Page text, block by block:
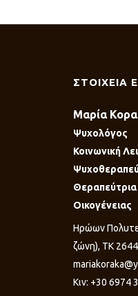
ΣΤΟΙΧΕΙΑ
Μαρία
Ψυχολόγος
Κοινωνική
Οικογένειας
Ηρώων
ζώνη), ΤΚ
Κιν: +30 6974